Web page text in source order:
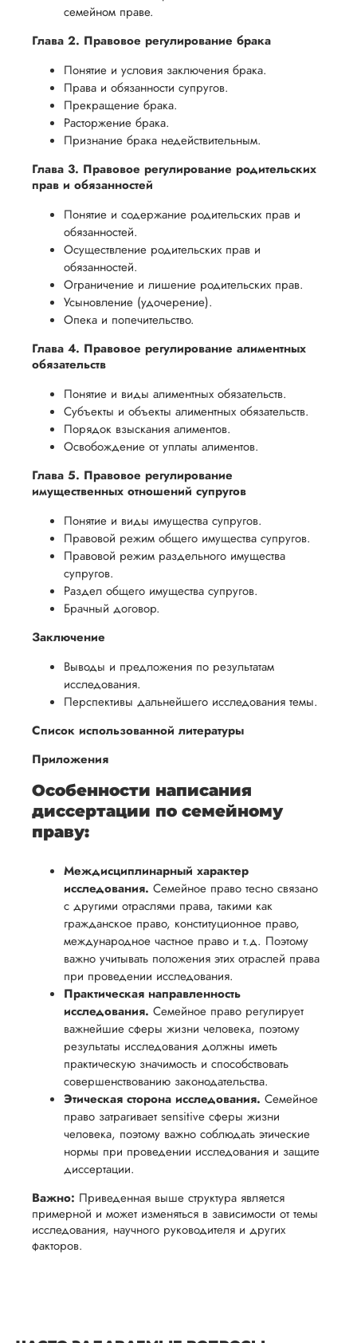
семейном праве.
Глава 2. Правовое регулирование брака
Понятие и условия заключения брака.
Права и обязанности супругов.
Прекращение брака.
Расторжение брака.
Признание брака недействительным.
Глава 3. Правовое регулирование родительских
прав и обязанностей
Понятие и содержание родительских прав и
обязанностей.
Осуществление родительских прав и
обязанностей.
Ограничение и лишение родительских прав.
Усыновление (удочерение).
Опека и попечительство.
Глава 4. Правовое регулирование алиментных
обязательств
Понятие и виды алиментных обязательств.
Субъекты и объекты алиментных обязательств.
Порядок взыскания алиментов.
Освобождение от уплаты алиментов.
Глава 5. Правовое регулирование
имущественных отношений супругов
Понятие и виды имущества супругов.
Правовой режим общего имущества супругов.
Правовой режим раздельного имущества
супругов.
Раздел общего имущества супругов.
Брачный договор.
Заключение
Выводы и предложения по результатам
исследования.
Перспективы дальнейшего исследования темы.
Список использованной литературы
Приложения
Особенности написания
диссертации по семейному
праву:
Междисциплинарный характер
исследования. Семейное право тесно связано
с другими отраслями права, такими как
гражданское право, конституционное право,
международное частное право и т.д. Поэтому
важно учитывать положения этих отраслей права
при проведении исследования.
Практическая направленность
исследования. Семейное право регулирует
важнейшие сферы жизни человека, поэтому
результаты исследования должны иметь
практическую значимость и способствовать
совершенствованию законодательства.
Этическая сторона исследования. Семейное
право затрагивает sensitive сферы жизни
человека, поэтому важно соблюдать этические
нормы при проведении исследования и защите
диссертации.
Важно: Приведенная выше структура является
примерной и может изменяться в зависимости от темы
исследования, научного руководителя и других
факторов.